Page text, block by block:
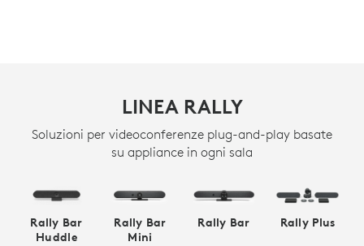
LINEA RALLY
Soluzioni per videoconferenze plug-and-play basate
su appliance in ogni sala
Rally Bar
Huddle
Rally Bar
Mini
Rally Bar Rally Plus